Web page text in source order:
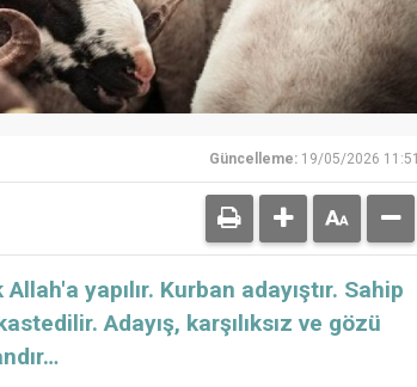
Güncelleme: 19/05/2026 11:51
yapılır. Kurban adayıştır. Sahip
Adayış, karşılıksız ve gözü